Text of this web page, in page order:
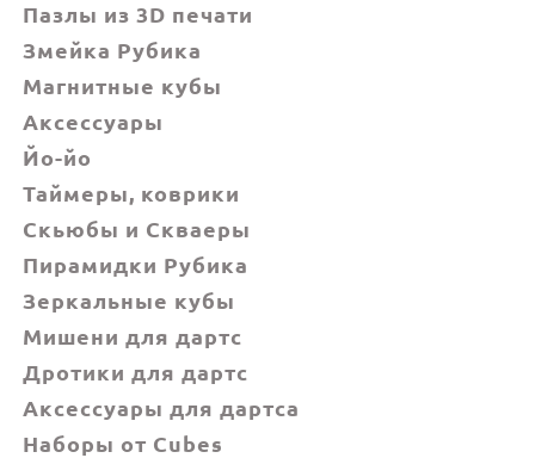
Пазлы из 3D печати
Змейка Рубика
Магнитные кубы
Аксессуары
Йо-йо
Таймеры, коврики
Скьюбы и Скваеры
Пирамидки Рубика
Зеркальные кубы
Мишени для дартс
Дротики для дартс
Аксессуары для дартса
Наборы от Cubes